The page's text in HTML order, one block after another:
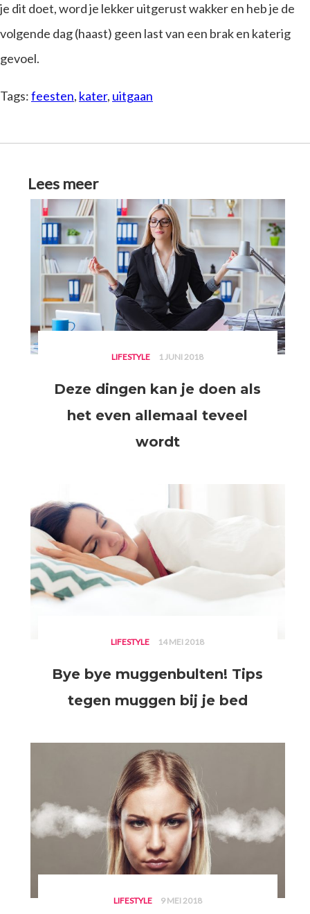
je dit doet, word je lekker uitgerust wakker en heb je de
volgende dag (haast) geen last van een brak en katerig
gevoel.
Tags:feesten, kater, uitgaan
Lees meer
LIFESTYLE 1 JUNI 2018
Deze dingen kan je doen als
het even allemaal teveel
wordt
LIFESTYLE 14 MEI 2018
Bye bye muggenbulten! Tips
tegen muggen bij je bed
LIFESTYLE 9 MEI 2018